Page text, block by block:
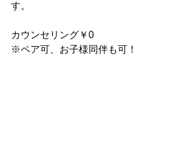
す。
カウンセリング￥0
※ペア可、お子様同伴も可！